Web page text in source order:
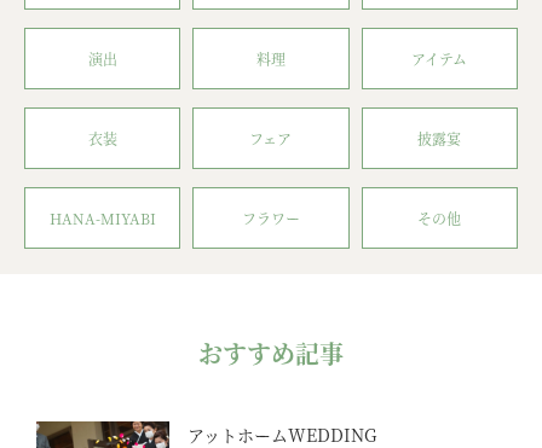
演出 料理 アイテム
衣装 フェア 披露宴
HANA-MIYABI フラワー その他
おすすめ記事
アットホームWEDDING